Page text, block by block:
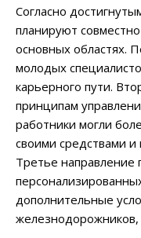
Согласно
планируют
основных областях.
молодых
карьерного пути.
принципам
работники могли
своими средствами
Третье направление
дополнительные
железнодорожников,